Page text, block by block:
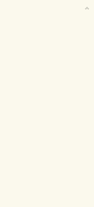
su experiencia
de
cada